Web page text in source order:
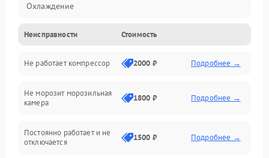
Охлаждение
Механика
Электропитание
Дренаж
Неисправности Стоимость
Не работает компрессор 2000 ₽ Подробнее →
Не морозит морозильная
камера
1800 ₽ Подробнее →
Постоянно работает и не
отключается
1500 ₽ Подробнее →